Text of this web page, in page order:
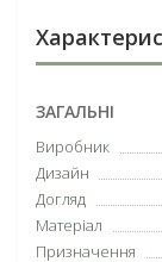
ЗАГАЛЬНІ
Виробник
Дизайн
Догляд
Матеріал
Призначення